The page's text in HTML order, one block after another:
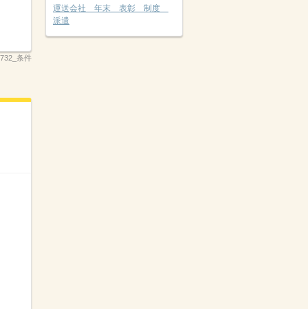
条件
運送会社 年末 表彰 制度
派遣